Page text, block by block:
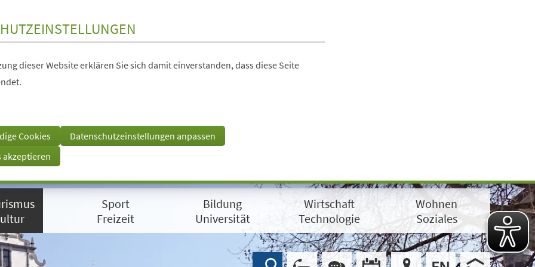
dieser Website erklären Sie sich damit einverstanden, dass diese Seite
Cookies
Datenschutzeinstellungen anpassen
akzeptieren
Sport
Freizeit
Bildung
Universität
Wirtschaft
Technologie
Wohnen
Soziales